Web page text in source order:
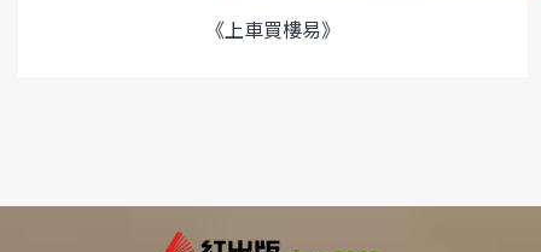
《上車買樓易》